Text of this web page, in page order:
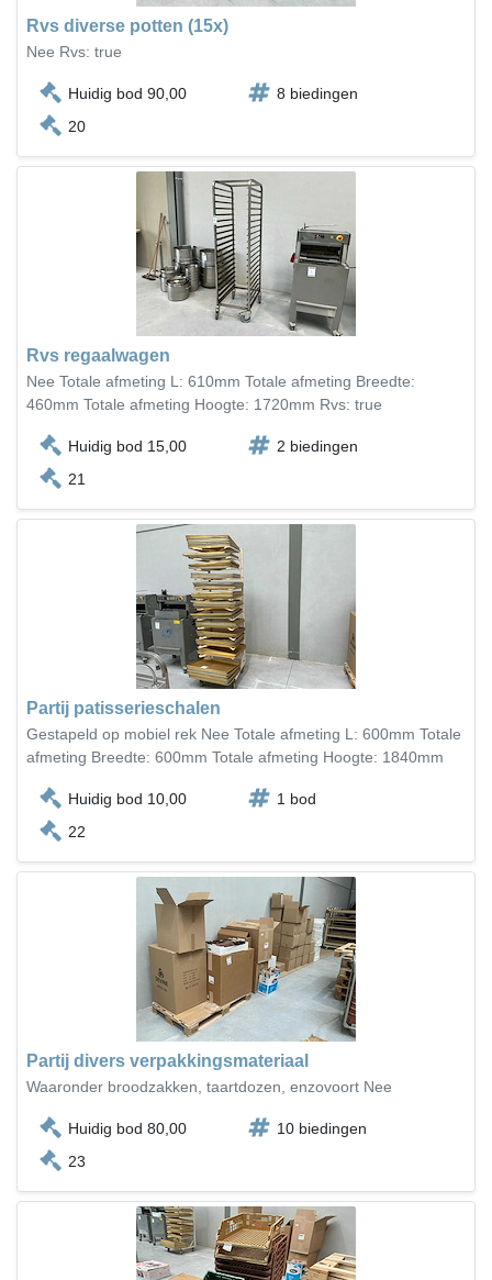
Rvs diverse potten (15x)
Nee Rvs: true
Huidig bod 90,00
8 biedingen
20
Rvs regaalwagen
Nee Totale afmeting L: 610mm Totale afmeting Breedte:
460mm Totale afmeting Hoogte: 1720mm Rvs: true
Huidig bod 15,00
2 biedingen
21
Partij patisserieschalen
Gestapeld op mobiel rek Nee Totale afmeting L: 600mm Totale
afmeting Breedte: 600mm Totale afmeting Hoogte: 1840mm
Huidig bod 10,00
1 bod
22
Partij divers verpakkingsmateriaal
Waaronder broodzakken, taartdozen, enzovoort Nee
Huidig bod 80,00
10 biedingen
23